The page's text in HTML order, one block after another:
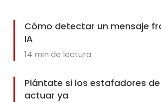
Cómo detectar un mensaje
IA
14 min de lectura
Plántate si los estafadores
actuar ya